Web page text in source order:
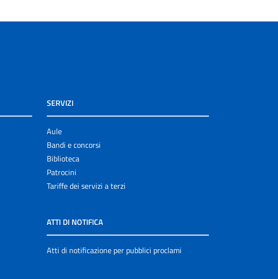
SERVIZI
Aule
Bandi e concorsi
Biblioteca
Patrocini
Tariffe dei servizi a terzi
ATTI DI NOTIFICA
Atti di notificazione per pubblici proclami